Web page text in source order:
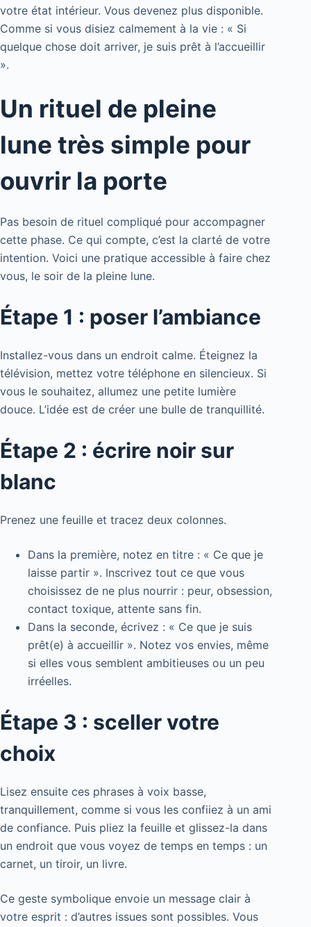
votre état intérieur. Vous devenez plus disponible.
Comme si vous disiez calmement à la vie : « Si
quelque chose doit arriver, je suis prêt à l’accueillir
».
Un rituel de pleine
lune très simple pour
ouvrir la porte
Pas besoin de rituel compliqué pour accompagner
cette phase. Ce qui compte, c’est la clarté de votre
intention. Voici une pratique accessible à faire chez
vous, le soir de la pleine lune.
Étape 1 : poser l’ambiance
Installez-vous dans un endroit calme. Éteignez la
télévision, mettez votre téléphone en silencieux. Si
vous le souhaitez, allumez une petite lumière
douce. L’idée est de créer une bulle de tranquillité.
Étape 2 : écrire noir sur
blanc
Prenez une feuille et tracez deux colonnes.
Dans la première, notez en titre : « Ce que je
laisse partir ». Inscrivez tout ce que vous
choisissez de ne plus nourrir : peur, obsession,
contact toxique, attente sans fin.
Dans la seconde, écrivez : « Ce que je suis
prêt(e) à accueillir ». Notez vos envies, même
si elles vous semblent ambitieuses ou un peu
irréelles.
Étape 3 : sceller votre
choix
Lisez ensuite ces phrases à voix basse,
tranquillement, comme si vous les confiiez à un ami
de confiance. Puis pliez la feuille et glissez-la dans
un endroit que vous voyez de temps en temps : un
carnet, un tiroir, un livre.
Ce geste symbolique envoie un message clair à
votre esprit : d’autres issues sont possibles. Vous